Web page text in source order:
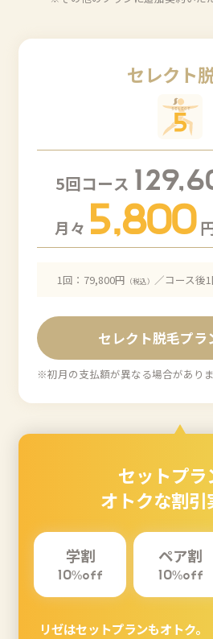
セレクト
5回コース
月々 5,800
1回：79,800円 （税込） ／コース後
セレクト脱毛プラ
※初月の支払額が異なる場合がありま
セットプラ
オトクな割引
学割
10%off
ペア割
10%off
リゼはセットプランもオトク。